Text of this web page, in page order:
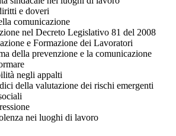
e doveri
comunicazione
nel Decreto Legislativo 81 del 2008
e Formazione dei Lavoratori
della prevenzione e la comunicazione
negli appalti
della valutazione dei rischi emergenti
nei luoghi di lavoro